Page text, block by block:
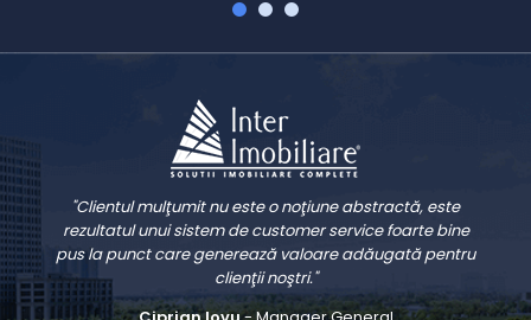
"Clientul mulţumit nu este o noţiune abstractă, este
rezultatul unui sistem de customer service foarte bine
pus la punct care generează valoare adăugată pentru
clienţii noştri."